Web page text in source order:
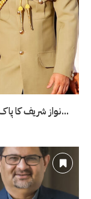
نواز شریف کا پاک فوج کے آپریشن عزم پاکستان کی حمایت کا...